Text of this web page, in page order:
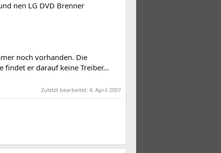
nen LG DVD Brenner
noch vorhanden. Die
findet er darauf keine Treiber...
Zuletzt bearbeitet: 4. April 2007